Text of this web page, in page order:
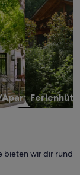
Apartment
bieten wir dir rund